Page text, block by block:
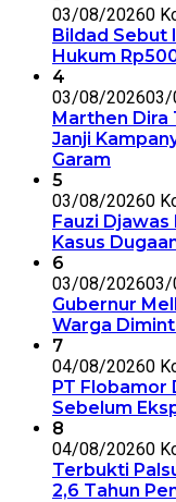
03/08/20260
Bildad Sebut
Hukum
4
03/08/202603/
Marthen Dira
Janji
Garam
5
03/08/20260
Fauzi
Kasus
6
03/08/202603/
Gubernur
Warga
7
04/08/20260
PT Flobamor
Sebelum
8
04/08/20260
Terbukti
2,6 Tahun